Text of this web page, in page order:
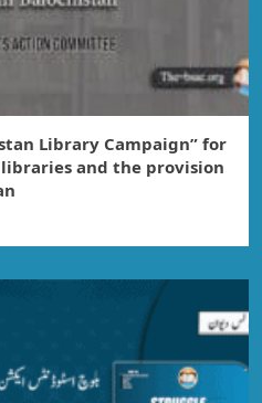
Library Campaign” for
and the provision